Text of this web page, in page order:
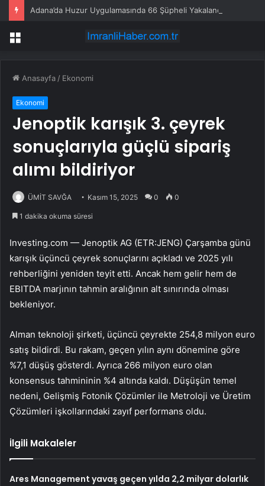
Adana’da Huzur Uygulamasında 66 Şüpheli Yakalandı
Menü
Anasayfa / Ekonomi
Ekonomi
Jenoptik karışık 3. çeyrek
sonuçlarıyla güçlü sipariş
alımı bildiriyor
ÜMİT SAVĞA Kasım 15, 2025 0 0
1 dakika okuma süresi
Investing.com — Jenoptik AG (ETR:JENG) Çarşamba günü
karışık üçüncü çeyrek sonuçlarını açıkladı ve 2025 yılı
rehberliğini yeniden teyit etti. Ancak hem gelir hem de
EBITDA marjının tahmin aralığının alt sınırında olması
bekleniyor.
Alman teknoloji şirketi, üçüncü çeyrekte 254,8 milyon euro
satış bildirdi. Bu rakam, geçen yılın aynı dönemine göre
%7,1 düşüş gösterdi. Ayrıca 266 milyon euro olan
konsensus tahmininin %4 altında kaldı. Düşüşün temel
nedeni, Gelişmiş Fotonik Çözümler ile Metroloji ve Üretim
Çözümleri işkollarındaki zayıf performans oldu.
İlgili Makaleler
Ares Management yavaş geçen yılda 2,2 milyar dolarlık